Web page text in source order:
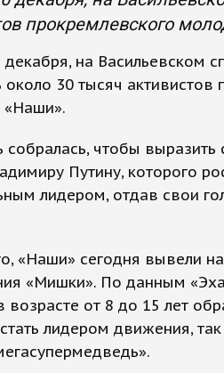
прокремлевского
декабря, на Васильевском
около 30 тысяч
чтобы
Путину, которого
лидером, отдав свои
«Наши» сегодня вывели
«Мишки». По данным
от 8 до 15 лет
лидером движения,